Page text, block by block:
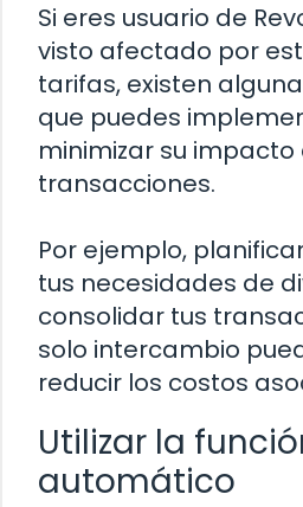
Si eres usuario de
visto afectado por
tarifas, existen
que puedes
minimizar su impacto
transacciones.
Por ejemplo,
tus necesidades de
consolidar tus
solo intercambio
reducir los costos
Utilizar la
automático